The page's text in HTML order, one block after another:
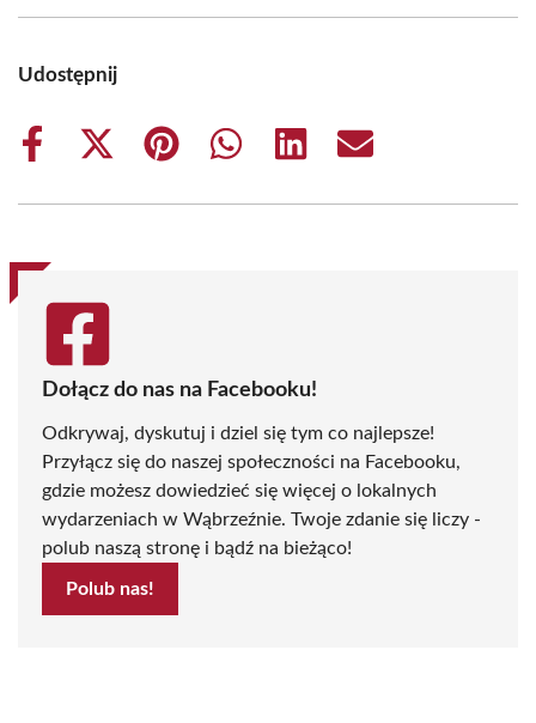
Udostępnij
Share
Share
(Twitter)
Share
Share
Share
Share
Dołącz do nas na Facebooku!
Odkrywaj, dyskutuj i dziel się tym co najlepsze!
Przyłącz się do naszej społeczności na Facebooku,
gdzie możesz dowiedzieć się więcej o lokalnych
wydarzeniach w Wąbrzeźnie. Twoje zdanie się liczy -
polub naszą stronę i bądź na bieżąco!
Polub nas!